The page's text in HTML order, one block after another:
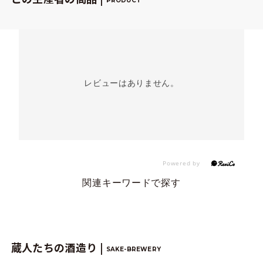
レビューはありません。
関連キーワードで探す
蔵人たちの酒造り | SAKE-BREWERY